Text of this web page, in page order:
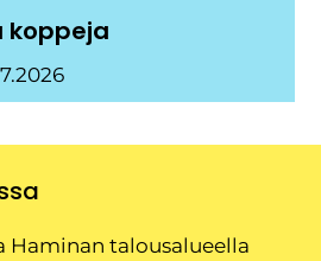
koppeja
Haminan talousalueella